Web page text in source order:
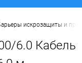
искрозащиты и
6.0 Кабель